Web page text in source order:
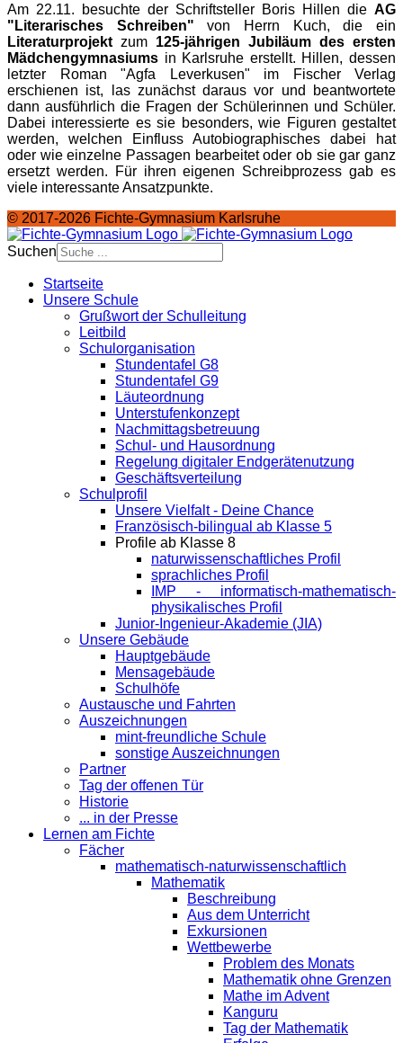
Am 22.11. besuchte der Schriftsteller Boris Hillen die AG
"Literarisches Schreiben" von Herrn Kuch, die ein
Literaturprojekt zum 125-jährigen Jubiläum des ersten
Mädchengymnasiums in Karlsruhe erstellt. Hillen, dessen
letzter Roman "Agfa Leverkusen" im Fischer Verlag
erschienen ist, las zunächst daraus vor und beantwortete
dann ausführlich die Fragen der Schülerinnen und Schüler.
Dabei interessierte es sie besonders, wie Figuren gestaltet
werden, welchen Einfluss Autobiographisches dabei hat
oder wie einzelne Passagen bearbeitet oder ob sie gar ganz
ersetzt werden. Für ihren eigenen Schreibprozess gab es
viele interessante Ansatzpunkte.
© 2017-2026 Fichte-Gymnasium Karlsruhe
Suchen
Startseite
Unsere Schule
Grußwort der Schulleitung
Leitbild
Schulorganisation
Stundentafel G8
Stundentafel G9
Läuteordnung
Unterstufenkonzept
Nachmittagsbetreuung
Schul- und Hausordnung
Regelung digitaler Endgeräte­nutzung
Geschäftsverteilung
Schulprofil
Unsere Vielfalt - Deine Chance
Französisch-bilingual ab Klasse 5
Profile ab Klasse 8
naturwissenschaftliches Profil
sprachliches Profil
IMP - informatisch-mathematisch-
physikalisches Profil
Junior-Ingenieur-Akademie (JIA)
Unsere Gebäude
Hauptgebäude
Mensagebäude
Schulhöfe
Austausche und Fahrten
Auszeichnungen
mint-freundliche Schule
sonstige Auszeichnungen
Partner
Tag der offenen Tür
Historie
... in der Presse
Lernen am Fichte
Fächer
mathematisch-naturwissenschaftlich
Mathematik
Beschreibung
Aus dem Unterricht
Exkursionen
Wettbewerbe
Problem des Monats
Mathematik ohne Grenzen
Mathe im Advent
Kanguru
Tag der Mathematik